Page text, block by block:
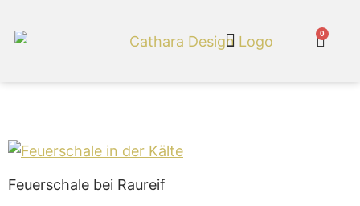
0
Feuerschale bei Raureif